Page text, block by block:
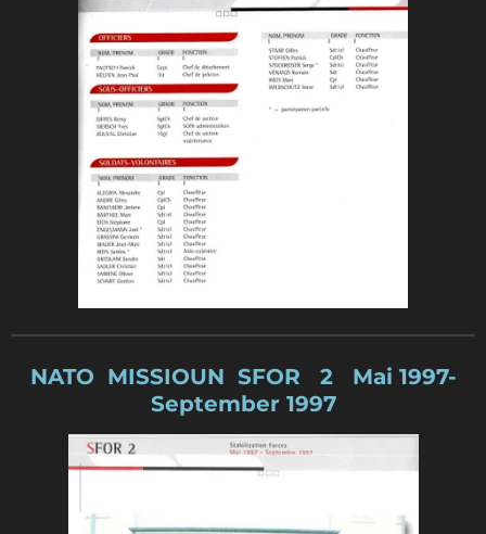
NATO MISSIOUN SFOR 2 Mai 1997-
September 1997